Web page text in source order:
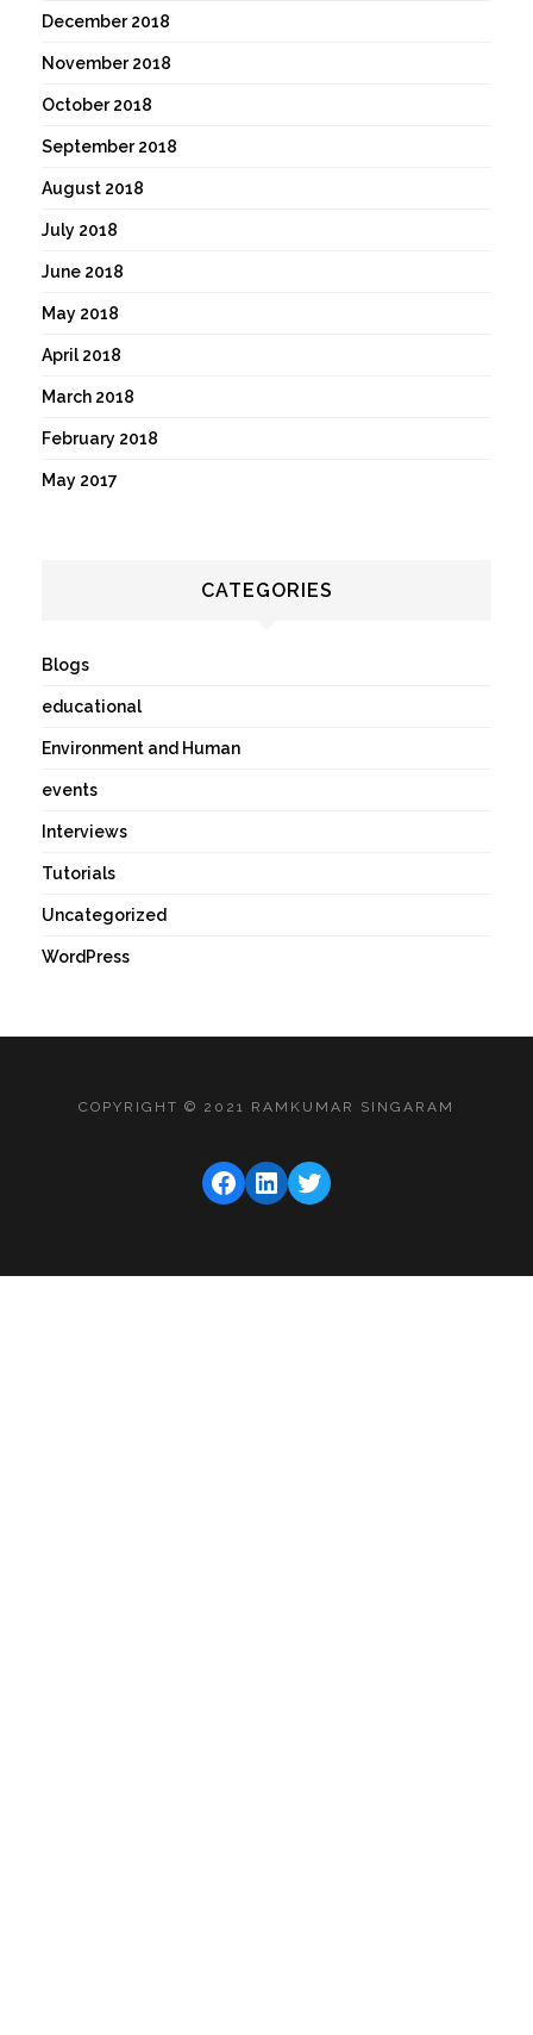
December 2018
November 2018
October 2018
September 2018
August 2018
July 2018
June 2018
May 2018
April 2018
March 2018
February 2018
May 2017
CATEGORIES
Blogs
educational
Environment and Human
events
Interviews
Tutorials
Uncategorized
WordPress
COPYRIGHT © 2021 RAMKUMAR SINGARAM
FACEBOOK
LINKEDIN
TWITTER